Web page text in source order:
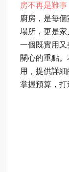
房不再是難事
廚房，是每
場所，更是
一個既實用又
關心的重點
用，提供詳
掌握預算，打